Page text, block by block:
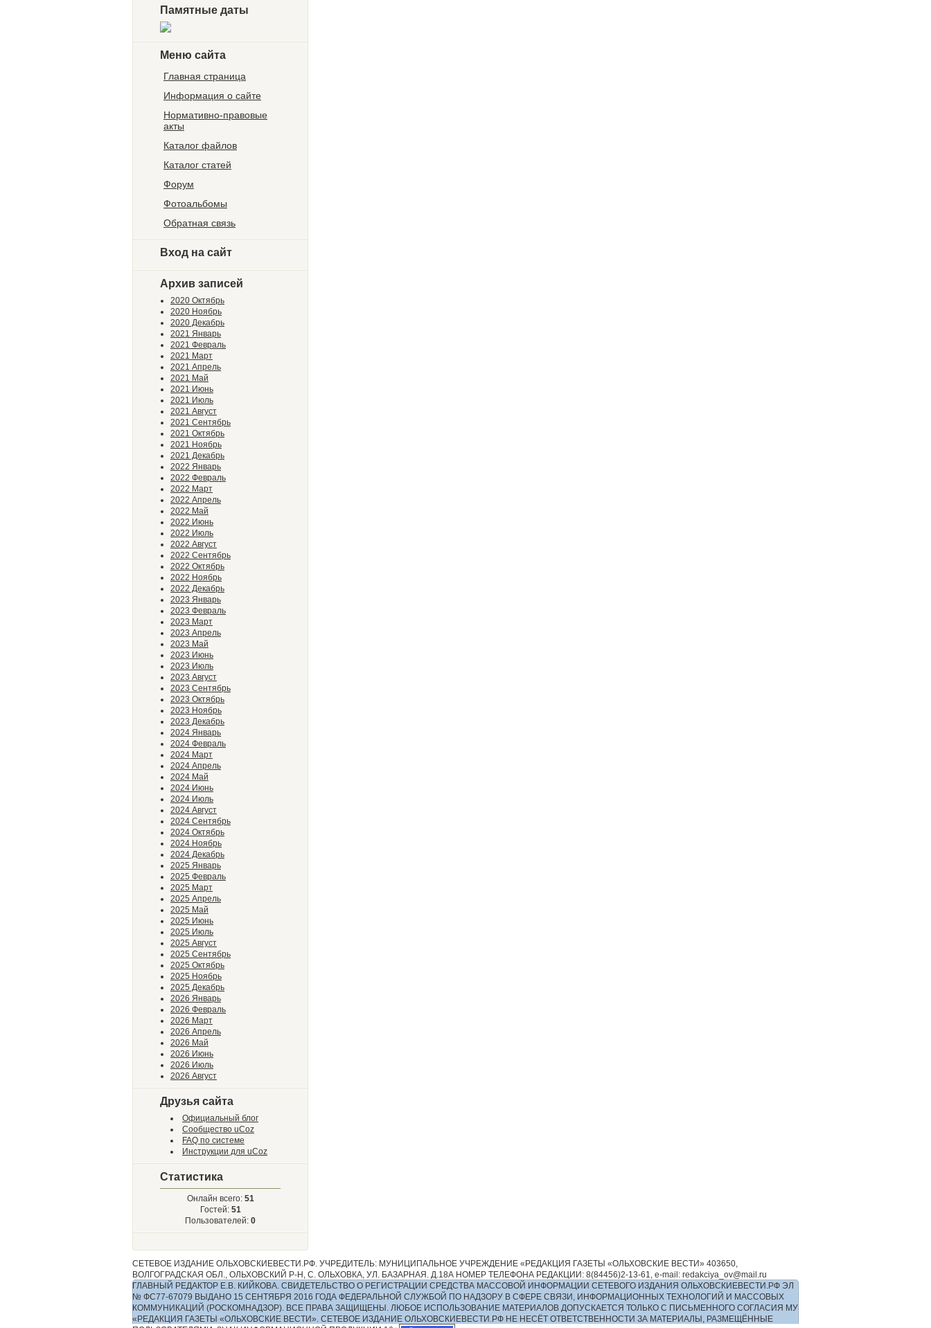
Памятные даты
Меню сайта
Главная страница
Информация о сайте
Нормативно-правовые
акты
Каталог файлов
Каталог статей
Форум
Фотоальбомы
Обратная связь
Вход на сайт
Архив записей
2020 Октябрь
2020 Ноябрь
2020 Декабрь
2021 Январь
2021 Февраль
2021 Март
2021 Апрель
2021 Май
2021 Июнь
2021 Июль
2021 Август
2021 Сентябрь
2021 Октябрь
2021 Ноябрь
2021 Декабрь
2022 Январь
2022 Февраль
2022 Март
2022 Апрель
2022 Май
2022 Июнь
2022 Июль
2022 Август
2022 Сентябрь
2022 Октябрь
2022 Ноябрь
2022 Декабрь
2023 Январь
2023 Февраль
2023 Март
2023 Апрель
2023 Май
2023 Июнь
2023 Июль
2023 Август
2023 Сентябрь
2023 Октябрь
2023 Ноябрь
2023 Декабрь
2024 Январь
2024 Февраль
2024 Март
2024 Апрель
2024 Май
2024 Июнь
2024 Июль
2024 Август
2024 Сентябрь
2024 Октябрь
2024 Ноябрь
2024 Декабрь
2025 Январь
2025 Февраль
2025 Март
2025 Апрель
2025 Май
2025 Июнь
2025 Июль
2025 Август
2025 Сентябрь
2025 Октябрь
2025 Ноябрь
2025 Декабрь
2026 Январь
2026 Февраль
2026 Март
2026 Апрель
2026 Май
2026 Июнь
2026 Июль
2026 Август
Друзья сайта
Официальный блог
Сообщество uCoz
FAQ по системе
Инструкции для uCoz
Статистика
Онлайн всего: 51
Гостей: 51
Пользователей: 0
СЕТЕВОЕ ИЗДАНИЕ ОЛЬХОВСКИЕВЕСТИ.РФ. УЧРЕДИТЕЛЬ: МУНИЦИПАЛЬНОЕ УЧРЕЖДЕНИЕ «РЕДАКЦИЯ ГАЗЕТЫ «ОЛЬХОВСКИЕ ВЕСТИ» 403650,
ВОЛГОГРАДСКАЯ ОБЛ., ОЛЬХОВСКИЙ Р-Н, С. ОЛЬХОВКА, УЛ. БАЗАРНАЯ. Д.18А НОМЕР ТЕЛЕФОНА РЕДАКЦИИ: 8(84456)2-13-61, e-mail: redakciya_ov@mail.ru
ГЛАВНЫЙ РЕДАКТОР Е.В. КИЙКОВА. СВИДЕТЕЛЬСТВО О РЕГИСТРАЦИИ СРЕДСТВА МАССОВОЙ ИНФОРМАЦИИ СЕТЕВОГО ИЗДАНИЯ ОЛЬХОВСКИЕВЕСТИ.РФ ЭЛ
№ ФС77-67079 ВЫДАНО 15 СЕНТЯБРЯ 2016 ГОДА ФЕДЕРАЛЬНОЙ СЛУЖБОЙ ПО НАДЗОРУ В СФЕРЕ СВЯЗИ, ИНФОРМАЦИОННЫХ ТЕХНОЛОГИЙ И МАССОВЫХ
КОММУНИКАЦИЙ (РОСКОМНАДЗОР). ВСЕ ПРАВА ЗАЩИЩЕНЫ. ЛЮБОЕ ИСПОЛЬЗОВАНИЕ МАТЕРИАЛОВ ДОПУСКАЕТСЯ ТОЛЬКО С ПИСЬМЕННОГО СОГЛАСИЯ МУ
«РЕДАКЦИЯ ГАЗЕТЫ «ОЛЬХОВСКИЕ ВЕСТИ». СЕТЕВОЕ ИЗДАНИЕ ОЛЬХОВСКИЕВЕСТИ.РФ НЕ НЕСЁТ ОТВЕТСТВЕННОСТИ ЗА МАТЕРИАЛЫ, РАЗМЕЩЁННЫЕ